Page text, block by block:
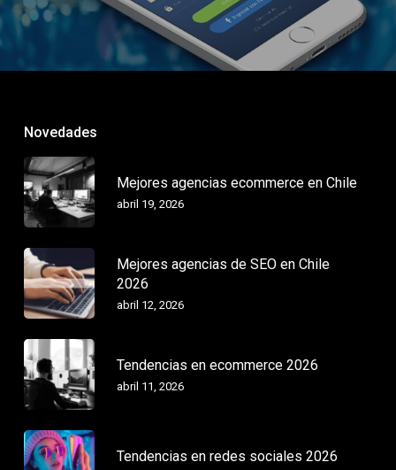
Novedades
Mejores agencias ecommerce en Chile
abril 19, 2026
Mejores agencias de SEO en Chile
2026
abril 12, 2026
Tendencias en ecommerce 2026
abril 11, 2026
Tendencias en redes sociales 2026